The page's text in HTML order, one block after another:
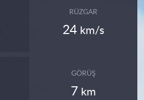
RÜZGAR
24 km/s
GÖRÜŞ
7 km